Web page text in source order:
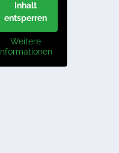
Inhalt
entsperren
Weitere
Informationen